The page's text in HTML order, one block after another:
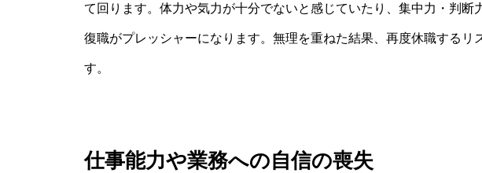
て回ります。体力や気力が十分でないと感じていたり、集中力・判断
復職がプレッシャーになります。無理を重ねた結果、再度休職するリ
す。
仕事能力や業務への自信の喪失